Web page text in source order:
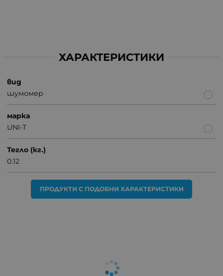
ХАРАКТЕРИСТИКИ
вид
шумомер
марка
UNI-T
Тегло (кг.)
0.12
ПРОДУКТИ С ПОДОБНИ ХАРАКТЕРИСТИКИ